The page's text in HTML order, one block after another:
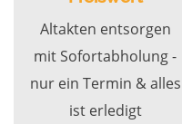
Altakten entsorgen
mit Sofortabholung -
nur ein Termin & alles
ist erledigt